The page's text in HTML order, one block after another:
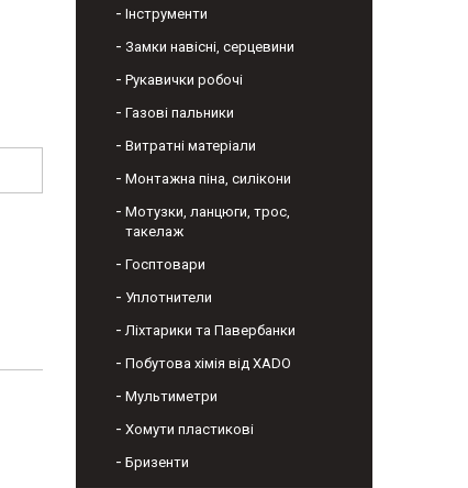
Інструменти
Замки навісні, серцевини
Рукавички робочі
Газові пальники
Витратні матеріали
Монтажна піна, силікони
Мотузки, ланцюги, трос,
такелаж
Госптовари
Уплотнители
Ліхтарики та Павербанки
Побутова хімія від XADO
Мультиметри
Хомути пластикові
Бризенти